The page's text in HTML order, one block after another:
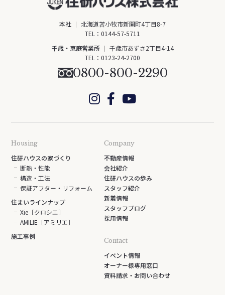
本社
北海道苫小牧市新開町4丁目8-7
TEL： 0144-57-5711
千歳・恵庭営業所
千歳市あずさ2丁目4-14
TEL： 0123-24-2700
0800-800-2290
Housing
住研ハウスの家づくり
断熱・性能
構造・工法
保証アフター・リフォーム
住まいラインナップ
Xie［クロシエ］
AMILIE［アミリエ］
施工事例
Company
不動産情報
会社紹介
住研ハウスの歩み
スタッフ紹介
新着情報
スタッフブログ
採用情報
Contact
イベント情報
オーナー様専用窓口
資料請求・お問い合わせ